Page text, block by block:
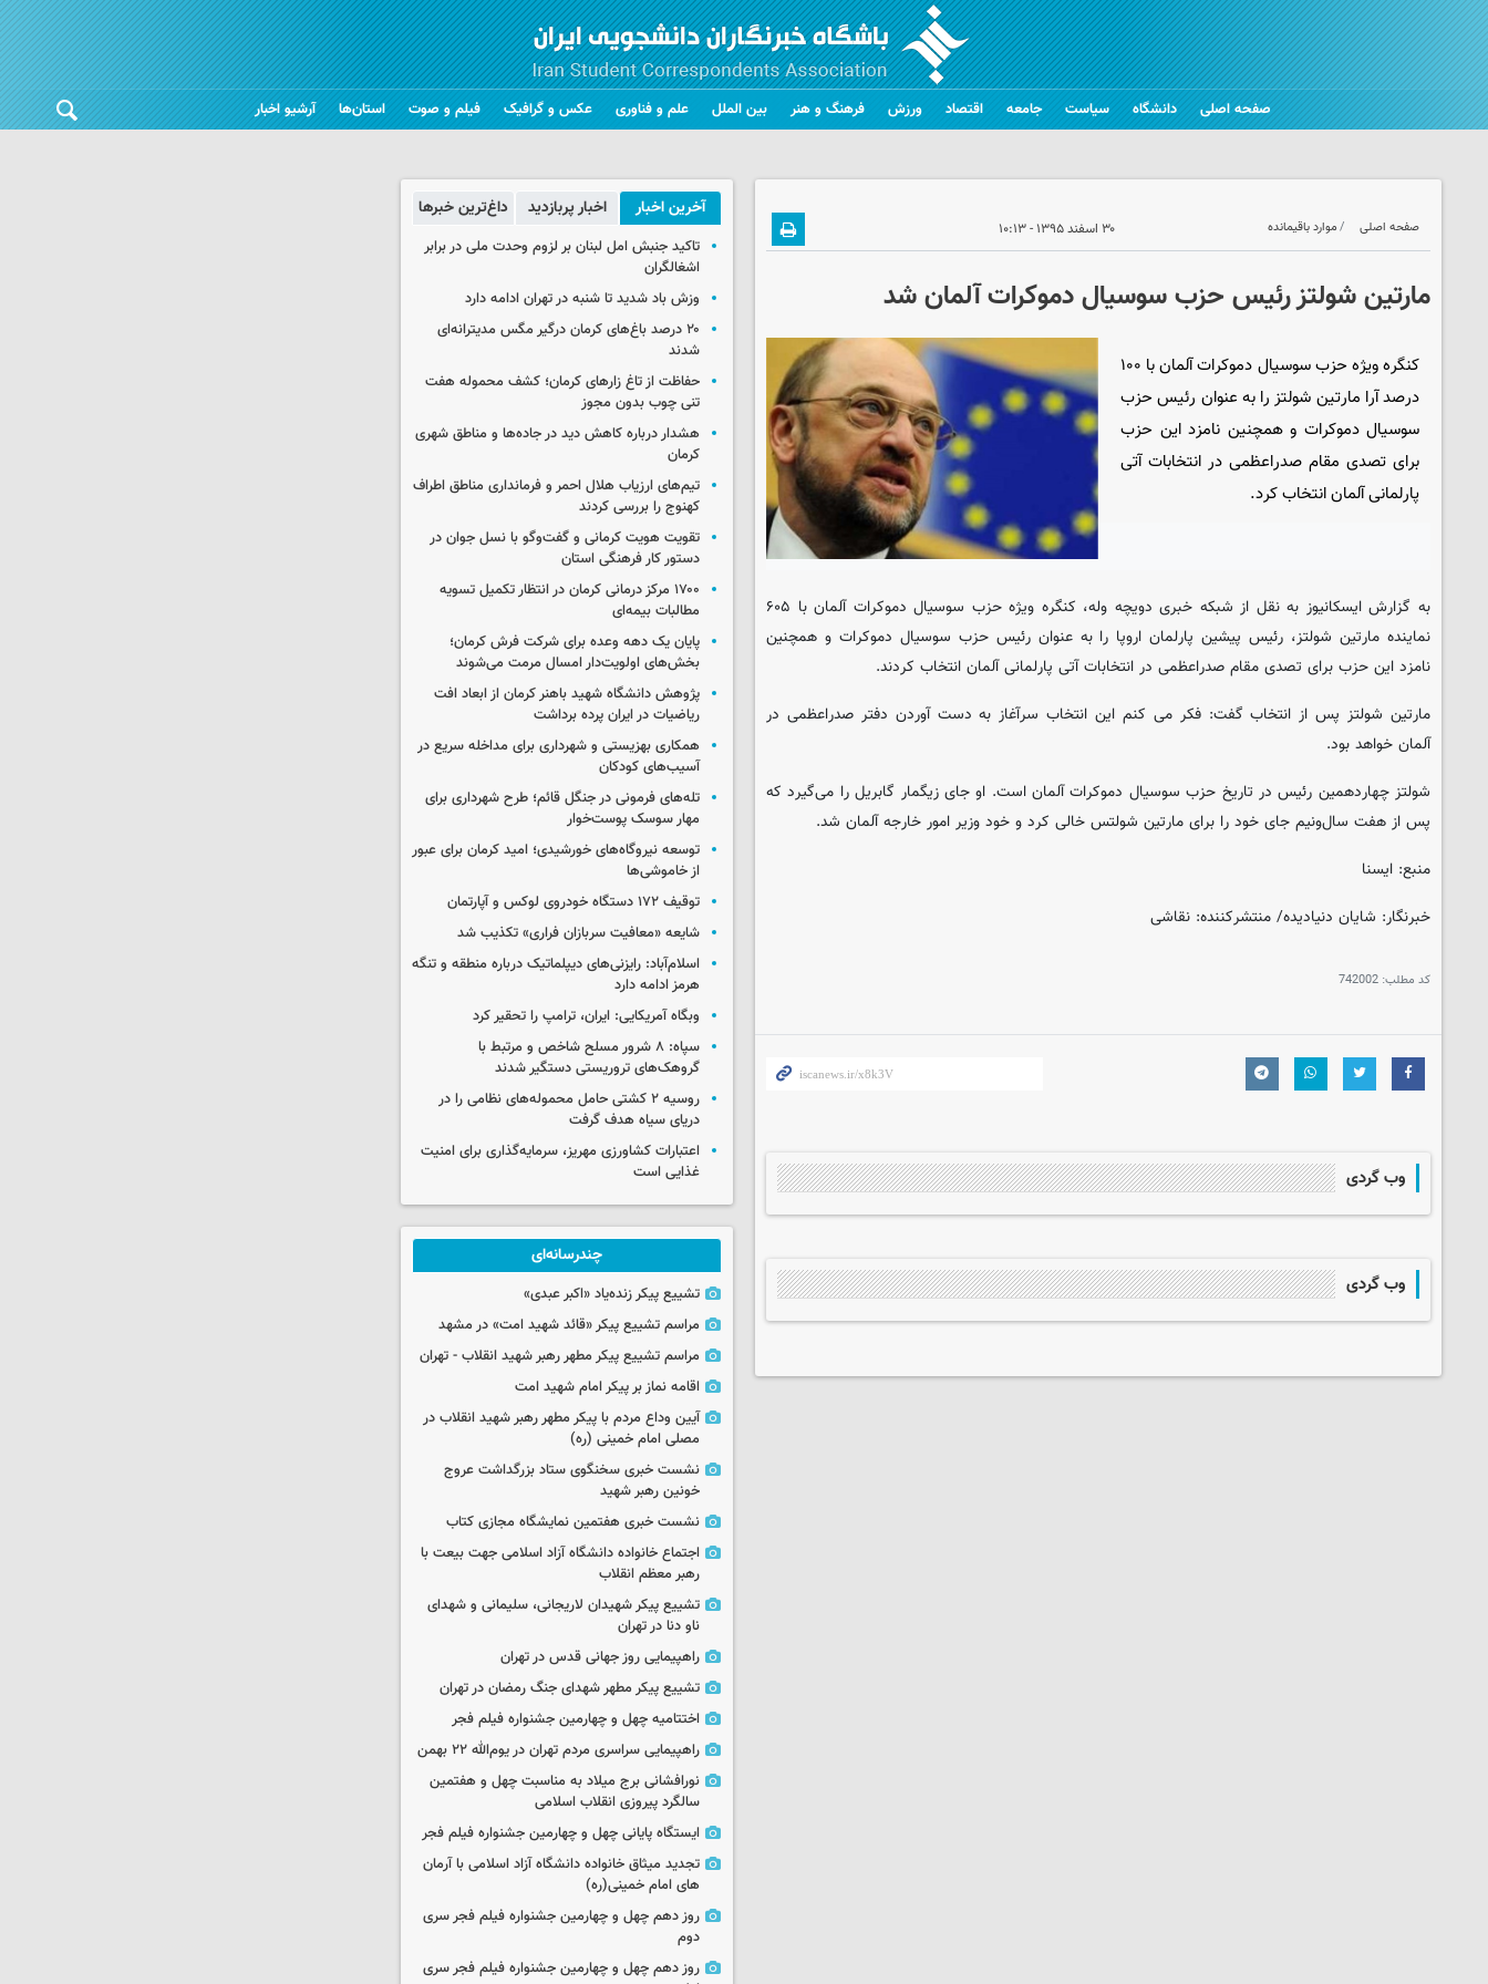
صفحه اصلی دانشگاه سیاست جامعه اقتصاد ورزش فرهنگ و هنر بین الملل علم و فناوری عکس و گرافیک فیلم و صوت استان‌ها آرشیو اخبار
صفحه اصلی موارد باقیمانده ۳۰ اسفند ۱۳۹۵ - ۱۰:۱۳
مارتین شولتز رئیس حزب سوسیال دموکرات آلمان شد
کنگره ویژه حزب سوسیال دموکرات آلمان با ۱۰۰
درصد آرا مارتین شولتز را به عنوان رئیس حزب
سوسیال دموکرات و همچنین نامزد این حزب
برای تصدی مقام صدراعظمی در انتخابات آتی
پارلمانی آلمان انتخاب کرد.
به گزارش ایسکانیوز به نقل از شبکه خبری دویچه وله، کنگره ویژه حزب سوسیال دموکرات آلمان با ۶۰۵
نماینده مارتین شولتز، رئیس پیشین پارلمان اروپا را به عنوان رئیس حزب سوسیال دموکرات و همچنین
نامزد این حزب برای تصدی مقام صدراعظمی در انتخابات آتی پارلمانی آلمان انتخاب کردند.
مارتین شولتز پس از انتخاب گفت: فکر می کنم این انتخاب سرآغاز به دست آوردن دفتر صدراعظمی در
آلمان خواهد بود.
شولتز چهاردهمین رئیس در تاریخ حزب سوسیال دموکرات آلمان است. او جای زیگمار گابریل را می‌گیرد که
پس از هفت سال‌ونیم جای خود را برای مارتین شولتس خالی کرد و خود وزیر امور خارجه آلمان شد.
منبع: ایسنا
خبرنگار: شایان دنیادیده/ منتشرکننده: نقاشی
کد مطلب: 742002
وب گردی
وب گردی
آخرین اخبار اخبار پربازدید داغ‌ترین خبرها
تاکید جنبش امل لبنان بر لزوم وحدت ملی در برابر
اشغالگران
وزش باد شدید تا شنبه در تهران ادامه دارد
۲۰ درصد باغ‌های کرمان درگیر مگس مدیترانه‌ای
شدند
حفاظت از تاغ زارهای کرمان؛ کشف محموله هفت
تنی چوب بدون مجوز
هشدار درباره کاهش دید در جاده‌ها و مناطق شهری
کرمان
تیم‌های ارزیاب هلال احمر و فرمانداری مناطق اطراف
کهنوج را بررسی کردند
تقویت هویت کرمانی و گفت‌وگو با نسل جوان در
دستور کار فرهنگی استان
۱۷۰۰ مرکز درمانی کرمان در انتظار تکمیل تسویه
مطالبات بیمه‌ای
پایان یک دهه وعده برای شرکت فرش کرمان؛
بخش‌های اولویت‌دار امسال مرمت می‌شوند
پژوهش دانشگاه شهید باهنر کرمان از ابعاد افت
ریاضیات در ایران پرده برداشت
همکاری بهزیستی و شهرداری برای مداخله سریع در
آسیب‌های کودکان
تله‌های فرمونی در جنگل قائم؛ طرح شهرداری برای
مهار سوسک پوست‌خوار
توسعه نیروگاه‌های خورشیدی؛ امید کرمان برای عبور
از خاموشی‌ها
توقیف ۱۷۲ دستگاه خودروی لوکس و آپارتمان
شایعه «معافیت سربازان فراری» تکذیب شد
اسلام‌آباد: رایزنی‌های دیپلماتیک درباره منطقه و تنگه
هرمز ادامه دارد
وبگاه آمریکایی: ایران، ترامپ را تحقیر کرد
سپاه: ۸ شرور مسلح شاخص و مرتبط با
گروهک‌های تروریستی دستگیر شدند
روسیه ۲ کشتی حامل محموله‌های نظامی را در
دریای سیاه هدف گرفت
اعتبارات کشاورزی مهریز، سرمایه‌گذاری برای امنیت
غذایی است
چندرسانه‌ای
تشییع پیکر زنده‌یاد «اکبر عبدی»
مراسم تشییع پیکر «قائد شهید امت» در مشهد
مراسم تشییع پیکر مطهر رهبر شهید انقلاب - تهران
اقامه نماز بر پیکر امام شهید امت
آیین وداع مردم با پیکر مطهر رهبر شهید انقلاب در
مصلی امام خمینی (ره)
نشست خبری سخنگوی ستاد بزرگداشت عروج
خونین رهبر شهید
نشست خبری هفتمین نمایشگاه مجازی کتاب
اجتماع خانواده دانشگاه آزاد اسلامی جهت بیعت با
رهبر معظم انقلاب
تشییع پیکر شهیدان لاریجانی، سلیمانی و شهدای
ناو دنا در تهران
راهپیمایی روز جهانی قدس در تهران
تشییع پیکر مطهر شهدای جنگ رمضان در تهران
اختتامیه چهل و چهارمین جشنواره فیلم فجر
راهپیمایی سراسری مردم تهران در یوم‌الله ۲۲ بهمن
نورافشانی برج میلاد به مناسبت چهل‌ و هفتمین
سالگرد پیروزی انقلاب اسلامی
ایستگاه پایانی چهل و چهارمین جشنواره فیلم فجر
تجدید میثاق خانواده دانشگاه آزاد اسلامی با آرمان
های امام خمینی(ره)
روز دهم چهل و چهارمین جشنواره فیلم فجر سری
دوم
روز دهم چهل و چهارمین جشنواره فیلم فجر سری